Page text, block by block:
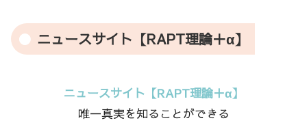
ニュースサイト【RAPT理論＋α】
ニュースサイト【RAPT理論＋α】
唯一真実を知ることができる